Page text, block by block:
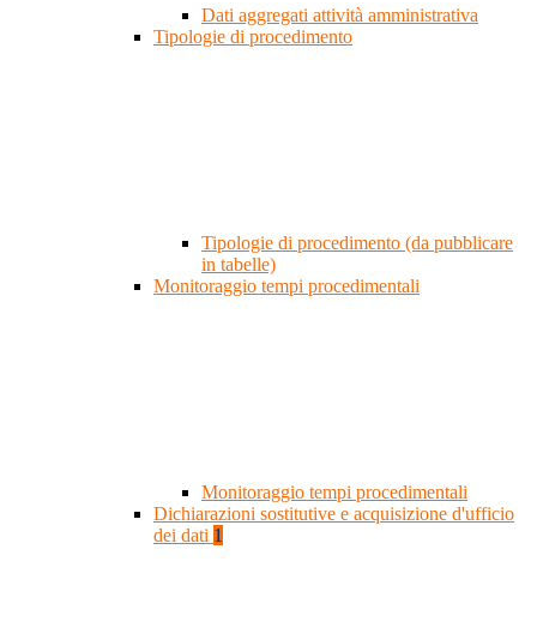
Dati aggregati attività amministrativa
Tipologie di procedimento
Tipologie di procedimento (da pubblicare
in tabelle)
Monitoraggio tempi procedimentali
Monitoraggio tempi procedimentali
Dichiarazioni sostitutive e acquisizione d'ufficio
dei dati 1